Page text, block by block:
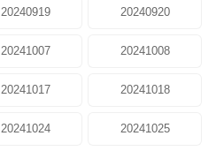
20240919 20240920
20241007 20241008
20241017 20241018
20241024 20241025